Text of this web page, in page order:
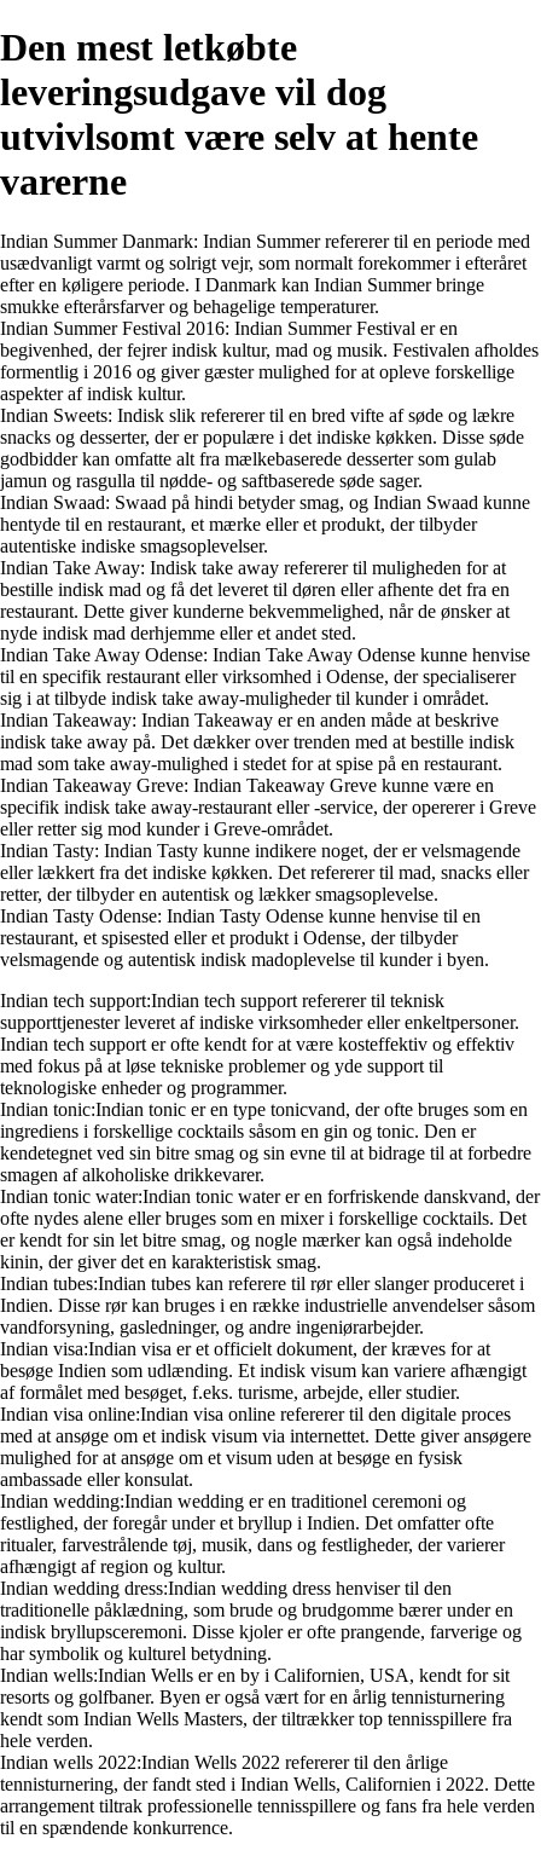
Den mest letkøbte
leveringsudgave vil dog
utvivlsomt være selv at hente
varerne
Indian Summer Danmark: Indian Summer refererer til en periode med
usædvanligt varmt og solrigt vejr, som normalt forekommer i efteråret
efter en køligere periode. I Danmark kan Indian Summer bringe
smukke efterårsfarver og behagelige temperaturer.
Indian Summer Festival 2016: Indian Summer Festival er en
begivenhed, der fejrer indisk kultur, mad og musik. Festivalen afholdes
formentlig i 2016 og giver gæster mulighed for at opleve forskellige
aspekter af indisk kultur.
Indian Sweets: Indisk slik refererer til en bred vifte af søde og lækre
snacks og desserter, der er populære i det indiske køkken. Disse søde
godbidder kan omfatte alt fra mælkebaserede desserter som gulab
jamun og rasgulla til nødde- og saftbaserede søde sager.
Indian Swaad: Swaad på hindi betyder smag, og Indian Swaad kunne
hentyde til en restaurant, et mærke eller et produkt, der tilbyder
autentiske indiske smagsoplevelser.
Indian Take Away: Indisk take away refererer til muligheden for at
bestille indisk mad og få det leveret til døren eller afhente det fra en
restaurant. Dette giver kunderne bekvemmelighed, når de ønsker at
nyde indisk mad derhjemme eller et andet sted.
Indian Take Away Odense: Indian Take Away Odense kunne henvise
til en specifik restaurant eller virksomhed i Odense, der specialiserer
sig i at tilbyde indisk take away-muligheder til kunder i området.
Indian Takeaway: Indian Takeaway er en anden måde at beskrive
indisk take away på. Det dækker over trenden med at bestille indisk
mad som take away-mulighed i stedet for at spise på en restaurant.
Indian Takeaway Greve: Indian Takeaway Greve kunne være en
specifik indisk take away-restaurant eller -service, der opererer i Greve
eller retter sig mod kunder i Greve-området.
Indian Tasty: Indian Tasty kunne indikere noget, der er velsmagende
eller lækkert fra det indiske køkken. Det refererer til mad, snacks eller
retter, der tilbyder en autentisk og lækker smagsoplevelse.
Indian Tasty Odense: Indian Tasty Odense kunne henvise til en
restaurant, et spisested eller et produkt i Odense, der tilbyder
velsmagende og autentisk indisk madoplevelse til kunder i byen.
Indian tech support:Indian tech support refererer til teknisk
supporttjenester leveret af indiske virksomheder eller enkeltpersoner.
Indian tech support er ofte kendt for at være kosteffektiv og effektiv
med fokus på at løse tekniske problemer og yde support til
teknologiske enheder og programmer.
Indian tonic:Indian tonic er en type tonicvand, der ofte bruges som en
ingrediens i forskellige cocktails såsom en gin og tonic. Den er
kendetegnet ved sin bitre smag og sin evne til at bidrage til at forbedre
smagen af alkoholiske drikkevarer.
Indian tonic water:Indian tonic water er en forfriskende danskvand, der
ofte nydes alene eller bruges som en mixer i forskellige cocktails. Det
er kendt for sin let bitre smag, og nogle mærker kan også indeholde
kinin, der giver det en karakteristisk smag.
Indian tubes:Indian tubes kan referere til rør eller slanger produceret i
Indien. Disse rør kan bruges i en række industrielle anvendelser såsom
vandforsyning, gasledninger, og andre ingeniørarbejder.
Indian visa:Indian visa er et officielt dokument, der kræves for at
besøge Indien som udlænding. Et indisk visum kan variere afhængigt
af formålet med besøget, f.eks. turisme, arbejde, eller studier.
Indian visa online:Indian visa online refererer til den digitale proces
med at ansøge om et indisk visum via internettet. Dette giver ansøgere
mulighed for at ansøge om et visum uden at besøge en fysisk
ambassade eller konsulat.
Indian wedding:Indian wedding er en traditionel ceremoni og
festlighed, der foregår under et bryllup i Indien. Det omfatter ofte
ritualer, farvestrålende tøj, musik, dans og festligheder, der varierer
afhængigt af region og kultur.
Indian wedding dress:Indian wedding dress henviser til den
traditionelle påklædning, som brude og brudgomme bærer under en
indisk bryllupsceremoni. Disse kjoler er ofte prangende, farverige og
har symbolik og kulturel betydning.
Indian wells:Indian Wells er en by i Californien, USA, kendt for sit
resorts og golfbaner. Byen er også vært for en årlig tennisturnering
kendt som Indian Wells Masters, der tiltrækker top tennisspillere fra
hele verden.
Indian wells 2022:Indian Wells 2022 refererer til den årlige
tennisturnering, der fandt sted i Indian Wells, Californien i 2022. Dette
arrangement tiltrak professionelle tennisspillere og fans fra hele verden
til en spændende konkurrence.